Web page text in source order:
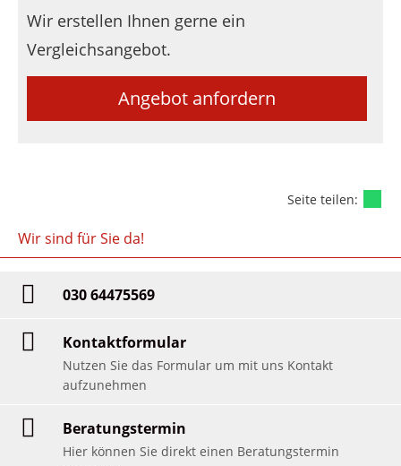
Wir erstellen Ihnen gerne ein
Vergleichsangebot.
Angebot anfordern
Seite teilen:
Wir sind für Sie da!
030 64475569
Kontaktformular
Nutzen Sie das Formular um mit uns Kontakt
aufzunehmen
Beratungstermin
Hier können Sie direkt einen Beratungstermin